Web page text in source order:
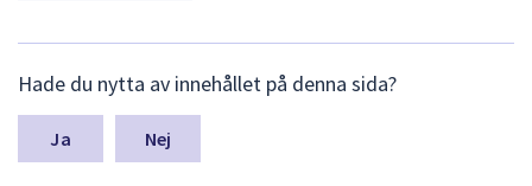
ä
m
a
Hade du nytta av innehållet på denna sida?
Nej